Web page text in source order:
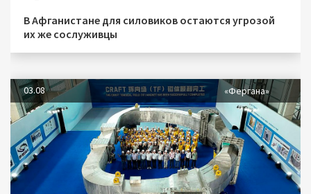
В Афганистане для силовиков остаются угрозой
их же сослуживцы
03.08 «Фергана»